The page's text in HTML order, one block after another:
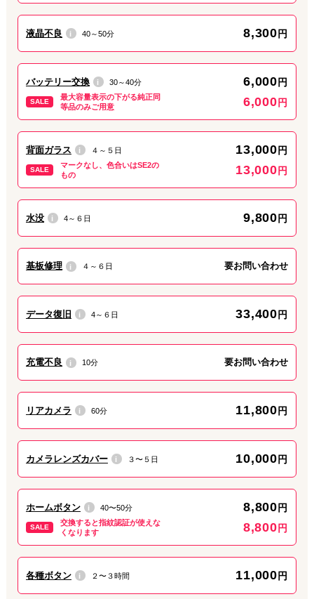
葛飾区民様、周辺市区民様のご来店、お待ちしております。
2026.08.03 最新情報
今週もiPhone修理は当店へ
みなさん、こんにちは。ダイワンテレコム青砥店です。
昨日はタイミングよくご来店が続いた当店です。ワンオペのため
事前予約をいただけると待ち時間なしでのご対応が可能です。今
週は猛暑にならない予報ですが、暑い中突撃訪問いただいてもす
ぐにはご対応できないことがありますので、先にお電話くださ
い。
葛飾区民様、周辺市区民様のご来店、お待ちしております。
週末修理はダイワンテレコム青砥店へ
みなさん、こんにちは。ダイワンテレコム青砥店です。
理は当店にお任せください。
当店は10時から22時までの12時間営業です。
葛飾区民様、周辺市区民様のご来店、お待ちしております。
液晶不良 i 40～50分 8,300 円
バッテリー交換 i 30～40分 6,000 円
SALE
最大容量表示の下がる純正同
等品のみご用意
6,000 円
背面ガラス i ４～５日 13,000 円
SALE
マークなし、色合いはSE2の
もの
13,000 円
水没 i 4～６日 9,800 円
基板修理 i ４～６日 要お問い合わせ
データ復旧 i 4～６日 33,400 円
充電不良 i 10分 要お問い合わせ
リアカメラ i 60分 11,800 円
カメラレンズカバー i ３〜５日 10,000 円
ホームボタン i 40〜50分 8,800 円
SALE
交換すると指紋認証が使えな
くなります
8,800 円
各種ボタン i ２〜３時間 11,000 円